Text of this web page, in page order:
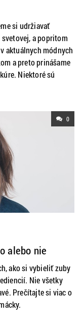
si udržiavať
a popritom
aktuálnych módnych
a preto prinášame
Niektoré sú
0
alebo nie
ako si vybieliť zuby
Nie všetky
Prečítajte si viac o